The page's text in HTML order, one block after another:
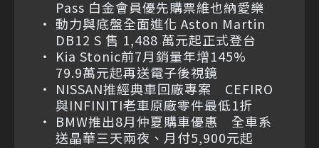
Pass 白金會員優先購票維也納愛樂
動力與底盤全面進化 Aston Martin
DB12 S 售 1,488 萬元起正式登台
Kia Stonic前7月銷量年增145%
79.9萬元起再送電子後視鏡
NISSAN推經典車回廠專案 CEFIRO
與INFINITI老車原廠零件最低1折
BMW推出8月仲夏購車優惠 全車系
送晶華三天兩夜、月付5,900元起